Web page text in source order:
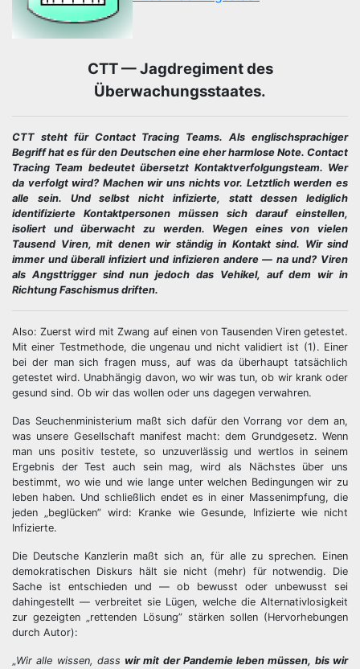
CTT — Jagdregiment des
Überwachungsstaates.
CTT steht für Contact Tracing Teams. Als englischsprachiger
Begriff hat es für den Deutschen eine eher harmlose Note. Contact
Tracing Team bedeutet übersetzt Kontaktverfolgungsteam. Wer
da verfolgt wird? Machen wir uns nichts vor. Letztlich werden es
alle sein. Und selbst nicht infizierte, statt dessen lediglich
identifizierte Kontaktpersonen müssen sich darauf einstellen,
isoliert und überwacht zu werden. Wegen eines von vielen
Tausend Viren, mit denen wir ständig in Kontakt sind. Wir sind
immer und überall infiziert und infizieren andere — na und? Viren
als Angsttrigger sind nun jedoch das Vehikel, auf dem wir in
Richtung Faschismus driften.
Also: Zuerst wird mit Zwang auf einen von Tausenden Viren getestet.
Mit einer Testmethode, die ungenau und nicht validiert ist (1). Einer
bei der man sich fragen muss, auf was da überhaupt tatsächlich
getestet wird. Unabhängig davon, wo wir was tun, ob wir krank oder
gesund sind. Ob wir das wollen oder uns dagegen verwahren.
Das Seuchenministerium maßt sich dafür den Vorrang vor dem an,
was unsere Gesellschaft manifest macht: dem Grundgesetz. Wenn
man uns positiv testete, so unzuverlässig und wertlos in seinem
Ergebnis der Test auch sein mag, wird als Nächstes über uns
bestimmt, wo wie und wie lange unter welchen Bedingungen wir zu
leben haben. Und schließlich endet es in einer Massenimpfung, die
jeden „beglücken” wird: Kranke wie Gesunde, Infizierte wie nicht
Infizierte.
Die Deutsche Kanzlerin maßt sich an, für alle zu sprechen. Einen
demokratischen Diskurs hält sie nicht (mehr) für notwendig. Die
Sache ist entschieden und — ob bewusst oder unbewusst sei
dahingestellt — verbreitet sie Lügen, welche die Alternativlosigkeit
zur gezeigten „rettenden Lösung” stärken sollen (Hervorhebungen
durch Autor):
„Wir alle wissen, dasswir mit der Pandemie leben müssen, bis wir